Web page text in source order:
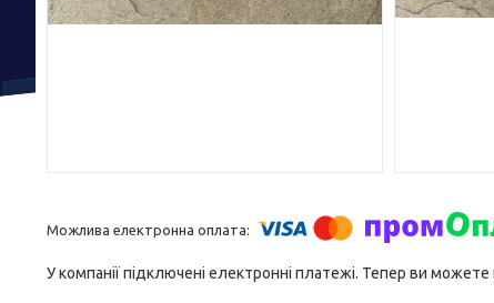
У компанії підключені електронні платежі. Тепер ви